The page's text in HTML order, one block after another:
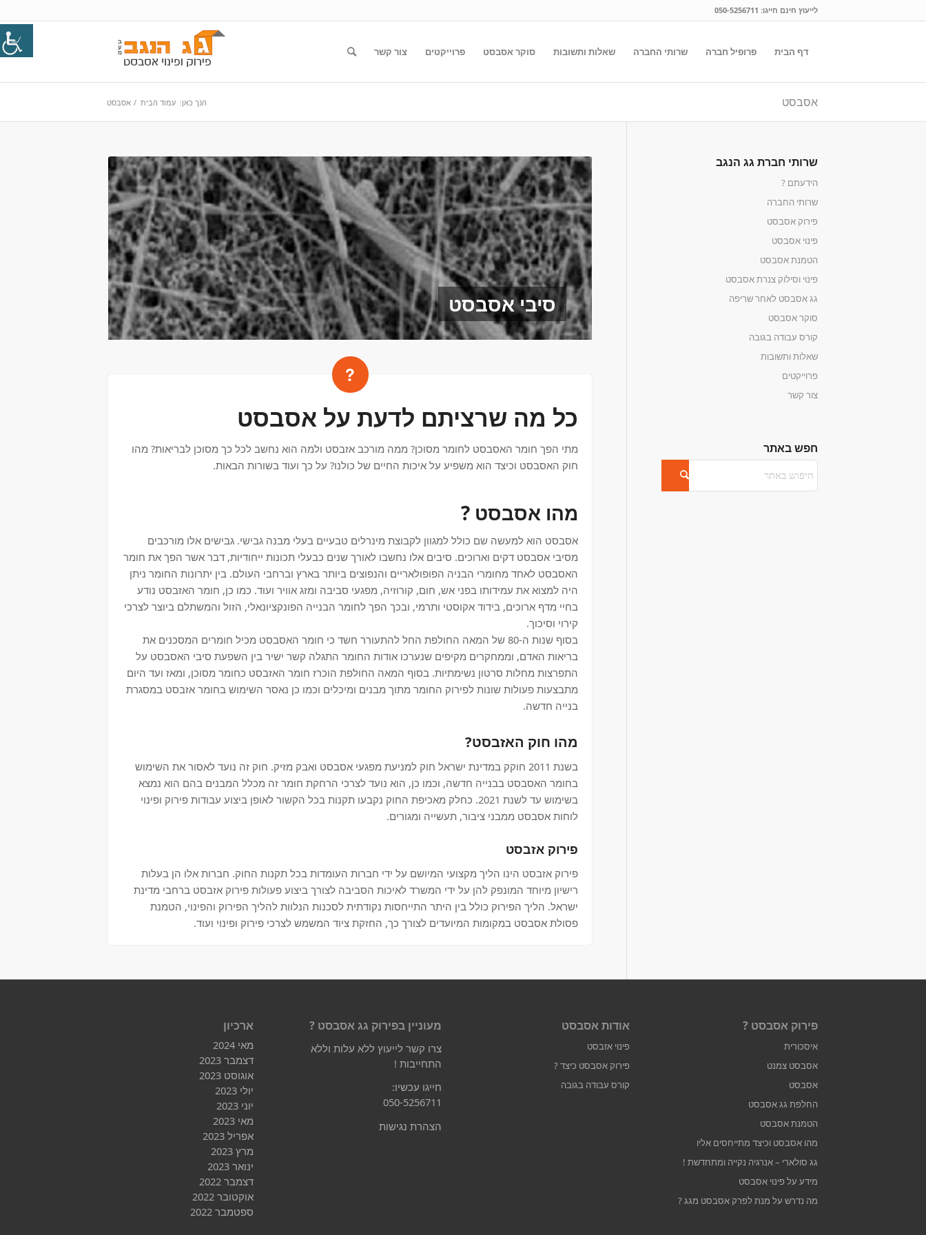
לייעוץ חינם חייגו: 050-5256711
דף הבית פרופיל חברה שרותי החברה שאלות ותשובות סוקר אסבסט פרוייקטים צור קשר
אסבסט הנך כאן: עמוד הבית / אסבסט
סיבי אסבסט
כל מה שרציתם לדעת על אסבסט
מתי הפך חומר האסבסט לחומר מסוכן? ממה מורכב אזבסט ולמה הוא נחשב לכל כך מסוכן לבריאות? מהו
חוק האסבסט וכיצד הוא משפיע על איכות החיים של כולנו? על כך ועוד בשורות הבאות.
מהו אסבסט ?
אסבסט הוא למעשה שם כולל למגוון לקבוצת מינרלים טבעיים בעלי מבנה גבישי. גבישים אלו מורכבים
מסיבי אסבסט דקים וארוכים. סיבים אלו נחשבו לאורך שנים כבעלי תכונות ייחודיות, דבר אשר הפך את חומר
האסבסט לאחד מחומרי הבניה הפופולאריים והנפוצים ביותר בארץ וברחבי העולם. בין יתרונות החומר ניתן
היה למצוא את עמידותו בפני אש, חום, קורוזיה, מפגעי סביבה ומזג אוויר ועוד. כמו כן, חומר האזבסט נודע
בחיי מדף ארוכים, בידוד אקוסטי ותרמי, ובכך הפך לחומר הבנייה הפונקציונאלי, הזול והמשתלם ביוצר לצרכי
קירוי וסיכוך.
בסוף שנות ה-80 של המאה החולפת החל להתעורר חשד כי חומר האסבסט מכיל חומרים המסכנים את
בריאות האדם, וממחקרים מקיפים שנערכו אודות החומר התגלה קשר ישיר בין השפעת סיבי האסבסט על
התפרצות מחלות סרטון נשימתיות. בסוף המאה החולפת הוכרז חומר האזבסט כחומר מסוכן, ומאז ועד היום
מתבצעות פעולות שונות לפירוק החומר מתוך מבנים ומיכלים וכמו כן נאסר השימוש בחומר אזבסט במסגרת
בנייה חדשה.
מהו חוק האזבסט?
בשנת 2011 חוקק במדינת ישראל חוק למניעת מפגעי אסבסט ואבק מזיק. חוק זה נועד לאסור את השימוש
בחומר האסבסט בבנייה חדשה, וכמו כן, הוא נועד לצרכי הרחקת חומר זה מכלל המבנים בהם הוא נמצא
בשימוש עד לשנת 2021. כחלק מאכיפת החוק נקבעו תקנות בכל הקשור לאופן ביצוע עבודות פירוק ופינוי
לוחות אסבסט ממבני ציבור, תעשייה ומגורים.
פירוק אזבסט
פירוק אזבסט הינו הליך מקצועי המיושם על ידי חברות העומדות בכל תקנות החוק. חברות אלו הן בעלות
רישיון מיוחד המונפק להן על ידי המשרד לאיכות הסביבה לצורך ביצוע פעולות פירוק אזבסט ברחבי מדינת
ישראל. הליך הפירוק כולל בין היתר התייחסות נקודתית לסכנות הנלוות להליך הפירוק והפינוי, הטמנת
פסולת אסבסט במקומות המיועדים לצורך כך, החזקת ציוד המשמש לצרכי פירוק ופינוי ועוד.
שרותי חברת גג הנגב
הידעתם ?
שרותי החברה
פירוק אסבסט
פינוי אסבסט
הטמנת אסבסט
פינוי וסילוק צנרת אסבסט
גג אסבסט לאחר שריפה
סוקר אסבסט
קורס עבודה בגובה
שאלות ותשובות
פרוייקטים
צור קשר
חפש באתר
פירוק אסבסט ?
איסכורית
אסבסט צמנט
אסבסט
החלפת גג אסבסט
הטמנת אסבסט
מהו אסבסט וכיצד מתייחסים אליו
גג סולארי – אנרגיה נקייה ומתחדשת !
מידע על פינוי אסבסט
מה נדרש על מנת לפרק אסבסט מגג ?
אודות אסבסט
פינוי אזבסט
פירוק אסבסט כיצד ?
קורס עבודה בגובה
מעוניין בפירוק גג אסבסט ?
צרו קשר לייעוץ ללא עלות וללא
התחייבות !
חייגו עכשיו:
050-5256711
הצהרת נגישות
ארכיון
מאי 2024
דצמבר 2023
אוגוסט 2023
יולי 2023
יוני 2023
מאי 2023
אפריל 2023
מרץ 2023
ינואר 2023
דצמבר 2022
אוקטובר 2022
ספטמבר 2022